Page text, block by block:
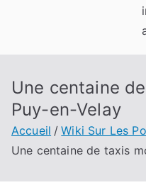
Une centaine
Puy-en-Velay
Accueil
Wiki Sur Les
Une centaine de taxis